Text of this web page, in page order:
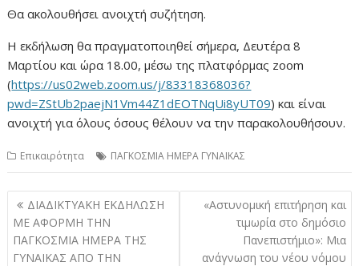
Θα ακολουθήσει ανοιχτή συζήτηση.
Η εκδήλωση θα πραγματοποιηθεί σήμερα, Δευτέρα 8
Μαρτίου και ώρα 18.00, μέσω της πλατφόρμας zoom
(https://us02web.zoom.us/j/83318368036?
pwd=ZStUb2paejN1Vm44Z1dEOTNqUi8yUT09) και είναι
ανοιχτή για όλους όσους θέλουν να την παρακολουθήσουν.
Επικαιρότητα ΠΑΓΚΟΣΜΙΑ ΗΜΕΡΑ ΓΥΝΑΙΚΑΣ
Πλοήγηση
άρθρων
ΔΙΑΔΙΚΤΥΑΚΗ ΕΚΔΗΛΩΣΗ
ΜΕ ΑΦΟΡΜΗ ΤΗΝ
ΠΑΓΚΟΣΜΙΑ ΗΜΕΡΑ ΤΗΣ
ΓΥΝΑΙΚΑΣ ΑΠΟ ΤΗΝ
«Αστυνομική επιτήρηση και
τιμωρία στο δημόσιο
Πανεπιστήμιο»: Μια
ανάγνωση του νέου νόμου